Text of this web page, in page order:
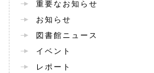
重要なお知らせ
お知らせ
図書館ニュース
イベント
レポート